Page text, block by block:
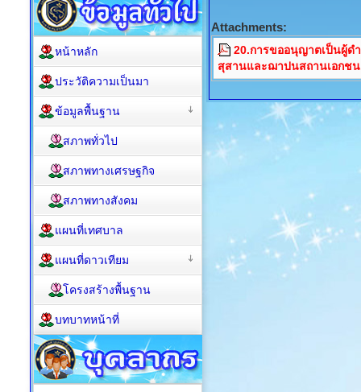
Attachments:
20.การขออนุญาตเป็นผู้
สุสานและฌาปนสถานเอกช
หน้าหลัก
ประวัติความเป็นมา
ข้อมูลพื้นฐาน
สภาพทั่วไป
สภาพทางเศรษฐกิจ
สภาพทางสังคม
แผนที่เทศบาล
แผนที่ดาวเทียม
โครงสร้างพื้นฐาน
บทบาทหน้าที่